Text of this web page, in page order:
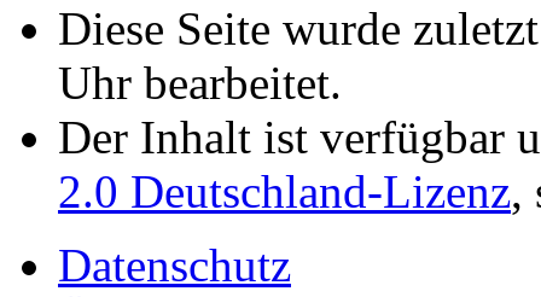
Diese Seite wurde
Uhr bearbeitet.
Der Inhalt ist verfügbar
2.0 Deutschland-Lizenz,
Datenschutz